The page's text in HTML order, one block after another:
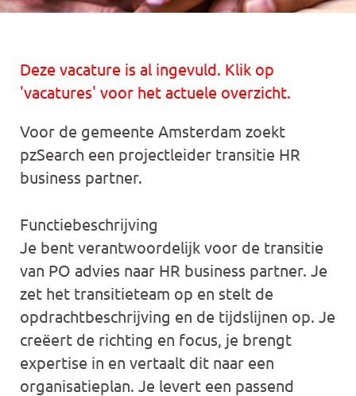
Deze vacature is al ingevuld. Klik op
'vacatures' voor het actuele overzicht.
Voor de gemeente Amsterdam zoekt
pzSearch een projectleider transitie HR
business partner.
Functiebeschrijving
Je bent verantwoordelijk voor de transitie
van PO advies naar HR business partner. Je
zet het transitieteam op en stelt de
opdrachtbeschrijving en de tijdslijnen op. Je
creëert de richting en focus, je brengt
expertise in en vertaalt dit naar een
organisatieplan. Je levert een passend